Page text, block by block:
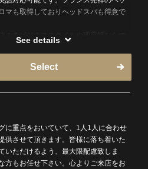
マも取得しておりヘッドスパも得意で
まるビジネススタイルや理容師ならで
一人に合わせて丁寧にご相談させて頂
りやフェイシャルエステも得意として
なお悩みもご相談ください。皆様のご
たご提案を心がけ、細かいところにこ
す！
See details
Select
に重点をおいていて、1人1人に合わせ
供させて頂きます。皆様に落ち着いた
いただけるよう、最大限配慮致しま
方もお任せ下さい。心よりご来店をお